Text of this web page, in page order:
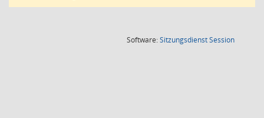
Software:SitzungsdienstSession(Wird in